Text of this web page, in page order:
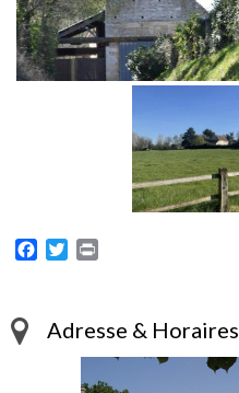
Facebook
Twitter
Adresse & Horaires